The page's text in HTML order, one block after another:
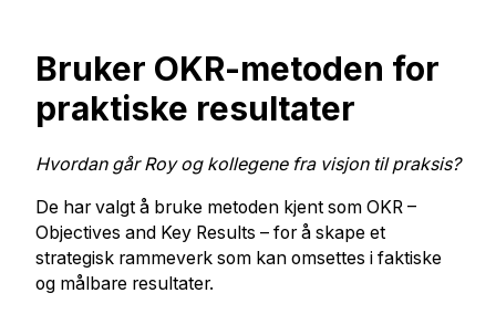
Bruker OKR-metoden for
praktiske resultater
Hvordan går Roy og kollegene fra visjon til praksis?
De har valgt å bruke metoden kjent som OKR –
Objectives and Key Results – for å skape et
strategisk rammeverk som kan omsettes i faktiske
og målbare resultater.